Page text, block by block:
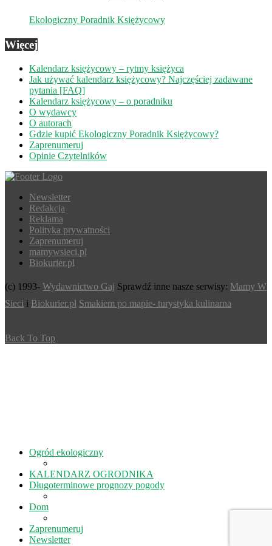
Ekologiczny Poradnik Księżycowy
Więcej
Kalendarz księżycowy – rytmy księżyca
Jak używać kalendarz księżycowy? Najczęściej zadawane
pytania [FAQ]
Kalendarz księżycowy – o poradniku
O wydawcy
O autorach
Gdzie kupić Ekologiczny Poradnik Księżycowy?
Zaprenumeruj
Opinie Czytelników
Newsletter
Redakcja
Reklama
Polityka prywatności
Zaprenumeruj
mamywsieci.pl
Biokurier.pl
(c) 1993- Wydawnictwo Gaj Sprawdź inne nasze serwisy: Mamy W
Sieci i Biokurier.pl Smakiem po mapie- turystyka kulinarna
Back To Top
Ogród ekologiczny
KALENDARZ OGRODNIKA
Długoterminowe prognozy pogody
Dom
Zaprenumeruj
Newsletter